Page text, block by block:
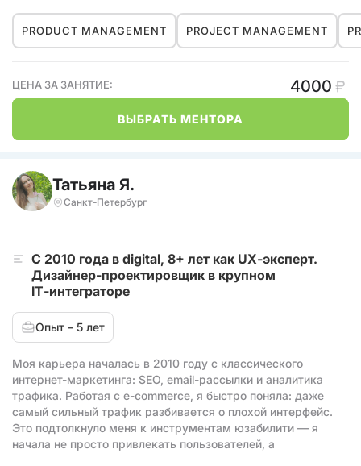
Поэтому не люблю работу ради работы и метрики ради
красивых цифр, если за ними не стоит результат)
PRODUCT MANAGEMENT PROJECT MANAGEMENT
ЦЕНА ЗА ЗАНЯТИЕ: 4000
ВЫБРАТЬ МЕНТОРА
Татьяна Я.
Санкт-Петербург
С 2010 года в digital, 8+ лет как UX‑эксперт.
Дизайнер-проектировщик в крупном
IT‑интеграторе
Опыт – 5 лет
Моя карьера началась в 2010 году с классического
интернет-маркетинга: SEO, email-рассылки и аналитика
трафика. Работая с e-commerce, я быстро поняла: даже
самый сильный трафик разбивается о плохой интерфейс.
Это подтолкнуло меня к инструментам юзабилити — я
начала не просто привлекать пользователей, а